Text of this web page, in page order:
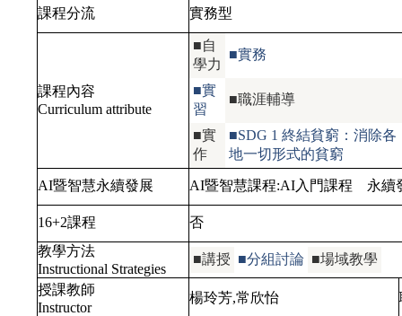
課程分流 實務型
課程內容
Curriculum attribute
■自
學力
■實務
■實
習
■職涯輔導
■實
作
■SDG 1 終結貧窮：消除各
地一切形式的貧窮
AI暨智慧永續發展 AI暨智慧課程:AI入門課程 永續
16+2課程
否
教學方法
Instructional Strategies
■講授 ■分組討論 ■場域教學
授課教師
Instructor
楊玲芳,常欣怡